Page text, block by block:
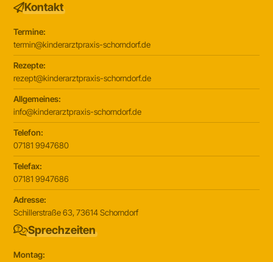
Kontakt
Termine:
termin@kinderarztpraxis-schorndorf.de
Rezepte:
rezept@kinderarztpraxis-schorndorf.de
Allgemeines:
info@kinderarztpraxis-schorndorf.de
Telefon:
07181 9947680
Telefax:
07181 9947686
Adresse:
Schillerstraße 63, 73614 Schorndorf
Sprechzeiten
Montag: